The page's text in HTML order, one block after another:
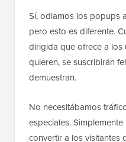
Sí, odiamos los popups
pero esto es diferente.
dirigida que ofrece a los
quieren, se suscribirán
demuestran.
No necesitábamos
especiales.
convertir a los visitantes